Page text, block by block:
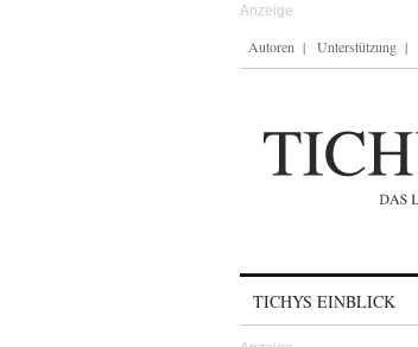
Autoren Unterstützung
TICHYS EINBLICK